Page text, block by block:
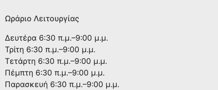
Ωράριο Λειτουργίας
Δευτέρα 6:30 π.μ.–9:00 μ.μ.
Τρίτη 6:30 π.μ.–9:00 μ.μ.
Τετάρτη 6:30 π.μ.–9:00 μ.μ.
Πέμπτη 6:30 π.μ.–9:00 μ.μ.
Παρασκευή 6:30 π.μ.–9:00 μ.μ.